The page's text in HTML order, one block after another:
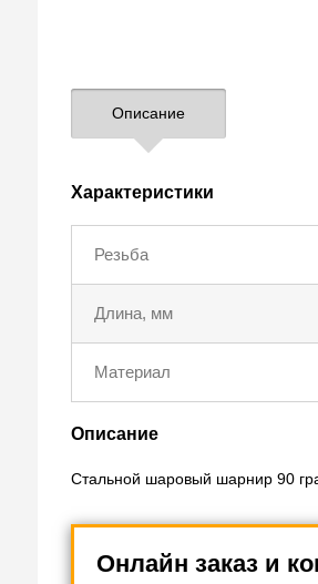
Описание
Характеристики
Резьба
Длина, мм
Материал
Описание
Стальной шаровый шарнир 90
Онлайн заказ и